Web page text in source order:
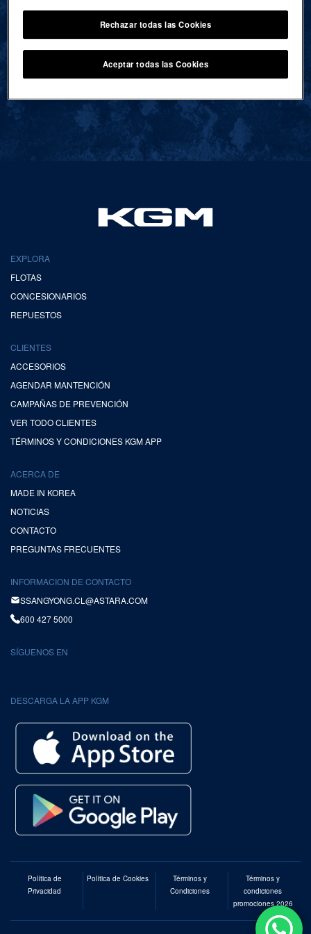
VOLVER AL INICIO
EXPLORA
FLOTAS
CONCESIONARIOS
REPUESTOS
CLIENTES
ACCESORIOS
AGENDAR MANTENCIÓN
CAMPAÑAS DE PREVENCIÓN
VER TODO CLIENTES
TÉRMINOS Y CONDICIONES KGM APP
ACERCA DE
MADE IN KOREA
NOTICIAS
CONTACTO
PREGUNTAS FRECUENTES
INFORMACION DE CONTACTO
SSANGYONG.CL@ASTARA.COM
600 427 5000
SÍGUENOS EN
DESCARGA LA APP KGM
Política de
Privacidad
Política de Cookies
Términos y
Condiciones
Términos y
condiciones
promociones 2026
Rechazar todas las Cookies
Aceptar todas las Cookies